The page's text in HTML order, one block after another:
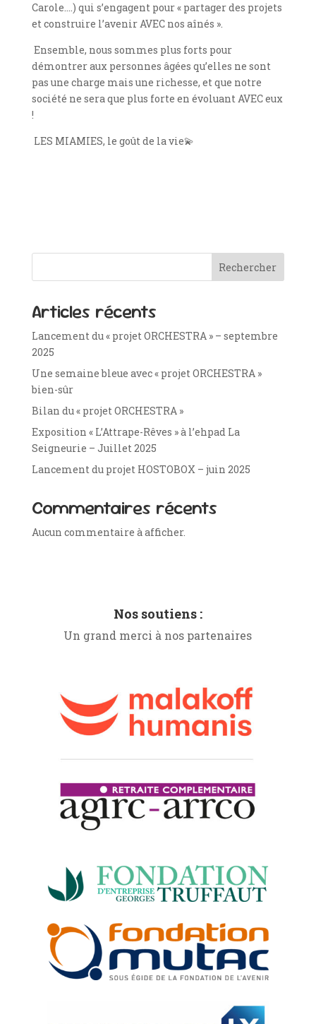
Carole….) qui s’engagent pour« partager des projets
et construire l’avenir AVEC nos aînés ».
Ensemble, nous sommes plus forts pour
démontrer aux personnes âgées qu’elles ne sont
pas une charge mais une richesse, et que notre
société ne sera que plus forte en évoluant AVEC eux
!
LES MIAMIES, le goût de la vie💫
Rechercher
Articles récents
Lancement du « projet ORCHESTRA » – septembre
2025
Une semaine bleue avec « projet ORCHESTRA »
bien-sûr
Bilan du « projet ORCHESTRA »
Exposition « L’Attrape-Rêves » à l’ehpad La
Seigneurie – Juillet 2025
Lancement du projet HOSTOBOX – juin 2025
Commentaires récents
Aucun commentaire à afficher.
Nos soutiens :
Un grand merci à nos partenaires